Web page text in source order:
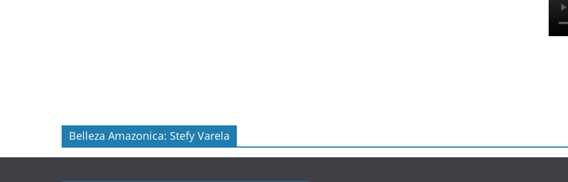
Belleza Amazonica: Stefy Varela